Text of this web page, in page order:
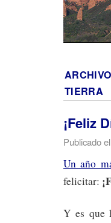
TIERRA
¡Feliz
Publicado el
Un año
felicitar:
Y es que